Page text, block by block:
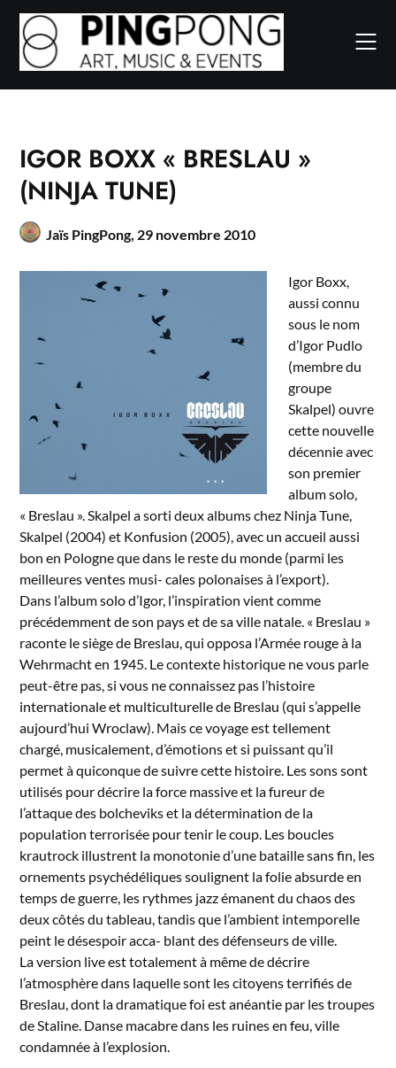
Skip
content
IGOR BOXX « BRESLAU »
(NINJA TUNE)
Jaïs PingPong, 29 novembre 2010
Igor Boxx,
aussi connu
sous le nom
d’Igor Pudlo
(membre du
groupe
Skalpel) ouvre
cette nouvelle
décennie avec
son premier
album solo,
« Breslau ». Skalpel a sorti deux albums chez Ninja Tune,
Skalpel (2004) et Konfusion (2005), avec un accueil aussi
bon en Pologne que dans le reste du monde (parmi les
meilleures ventes musi- cales polonaises à l’export).
Dans l’album solo d’Igor, l’inspiration vient comme
précédemment de son pays et de sa ville natale. « Breslau »
raconte le siège de Breslau, qui opposa l’Armée rouge à la
Wehrmacht en 1945. Le contexte historique ne vous parle
peut-être pas, si vous ne connaissez pas l’histoire
internationale et multiculturelle de Breslau (qui s’appelle
aujourd’hui Wroclaw). Mais ce voyage est tellement
chargé, musicalement, d’émotions et si puissant qu’il
permet à quiconque de suivre cette histoire. Les sons sont
utilisés pour décrire la force massive et la fureur de
l’attaque des bolcheviks et la détermination de la
population terrorisée pour tenir le coup. Les boucles
krautrock illustrent la monotonie d’une bataille sans fin, les
ornements psychédéliques soulignent la folie absurde en
temps de guerre, les rythmes jazz émanent du chaos des
deux côtés du tableau, tandis que l’ambient intemporelle
peint le désespoir acca- blant des défenseurs de ville.
La version live est totalement à même de décrire
l’atmosphère dans laquelle sont les citoyens terrifiés de
Breslau, dont la dramatique foi est anéantie par les troupes
de Staline. Danse macabre dans les ruines en feu, ville
condamnée à l’explosion.